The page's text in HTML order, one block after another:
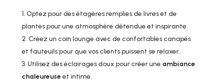
Optez pour des étagères remplies de livres et de
plantes pour une atmosphère détendue et inspirante.
Créez un coin lounge avec de confortables canapés
et fauteuils pour que vos clients puissent se relaxer.
Utilisez des éclairages doux pour créer une ambiance
chaleureuse et intime.